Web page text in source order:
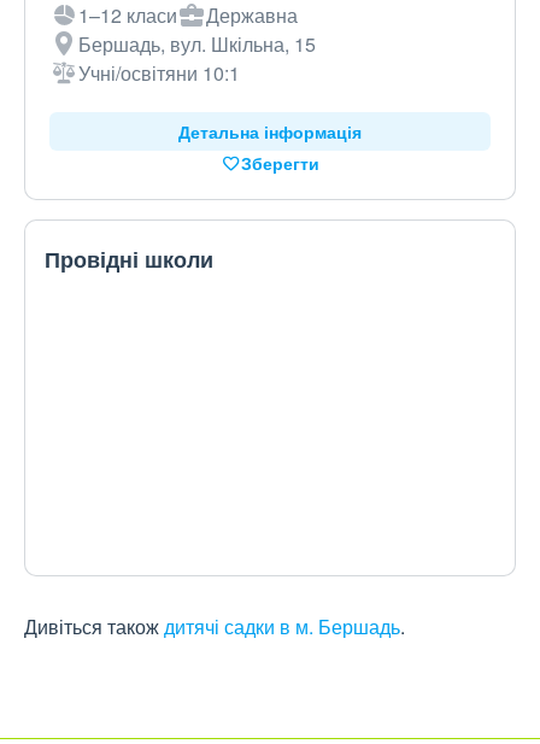
1–12 класи
Державна
Бершадь, вул. Шкільна, 15
Учні/освітяни 10:1
Детальна інформація
Зберегти
Провідні школи
Дивіться такождитячі садки в м. Бершадь.